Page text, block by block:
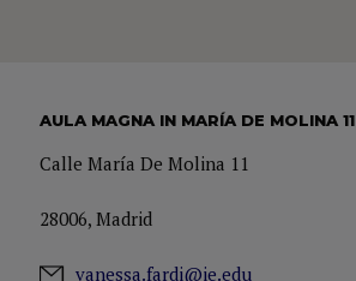
AULA MAGNA IN MARÍA DE MOLINA 11
Calle María De Molina 11
28006, Madrid
vanessa.fardi@ie.edu